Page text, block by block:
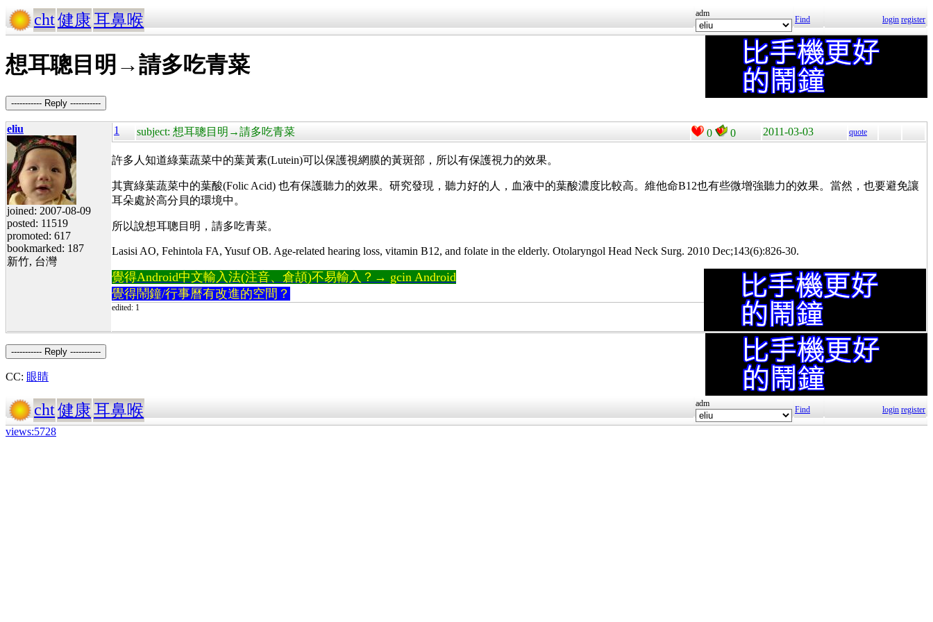
cht健康耳鼻喉 adm
Find login register
想耳聰目明→請多吃青菜
----------- Reply -----------
eliu
joined: 2007-08-09
posted: 11519
promoted: 617
bookmarked: 187
新竹, 台灣
1 subject: 想耳聰目明→請多吃青菜 0 0 2011-03-03 quote
許多人知道綠葉蔬菜中的葉黃素(Lutein)可以保護視網膜的黃斑部，所以有保護視力的效果。
其實綠葉蔬菜中的葉酸(Folic Acid) 也有保護聽力的效果。研究發現，聽力好的人，血液中的葉酸濃度比較高。維他命B12也有些微增強聽力的效果。當然，也要避免讓
耳朵處於高分貝的環境中。
所以說想耳聰目明，請多吃青菜。
Lasisi AO, Fehintola FA, Yusuf OB. Age-related hearing loss, vitamin B12, and folate in the elderly. Otolaryngol Head Neck Surg. 2010 Dec;143(6):826-30.
覺得Android中文輸入法(注音、倉頡)不易輸入？→ gcin Android
覺得鬧鐘/行事曆有改進的空間？
edited: 1
----------- Reply -----------
CC: 眼睛
cht健康耳鼻喉 adm
Find login register
views:5728